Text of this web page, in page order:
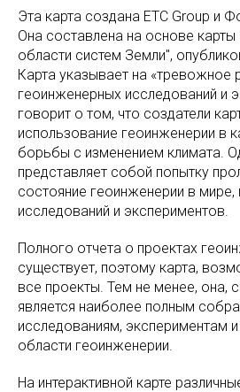
Эта карта создана ETC Group и
Она составлена на основе
области систем Земли",
Карта указывает на «тревожное
геоинженерных исследований и
говорит о том, что создатели
использование геоинженерии в
борьбы с изменением климата.
представляет собой попытку
состояние геоинженерии в
исследований и экспериментов.
Полного отчета о проектах
существует, поэтому карта,
все проекты. Тем не менее, она,
является наиболее полным
исследованиям, экспериментам
области геоинженерии.
На интерактивной карте